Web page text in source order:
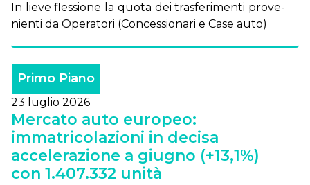
In lie­ve fles­sio­ne la quo­ta dei tra­sfe­ri­men­ti pro­ve­
nien­ti da Ope­ra­to­ri (Con­ces­sio­na­ri e Ca­se au­to)
Primo Piano
23 luglio 2026
Mercato auto europeo:
immatricolazioni in decisa
accelerazione a giugno (+13,1%)
con 1.407.332 unità